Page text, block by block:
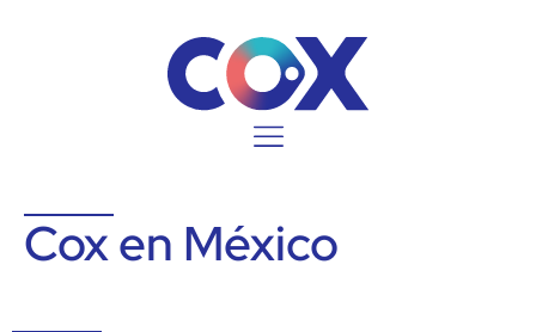
Cox en México